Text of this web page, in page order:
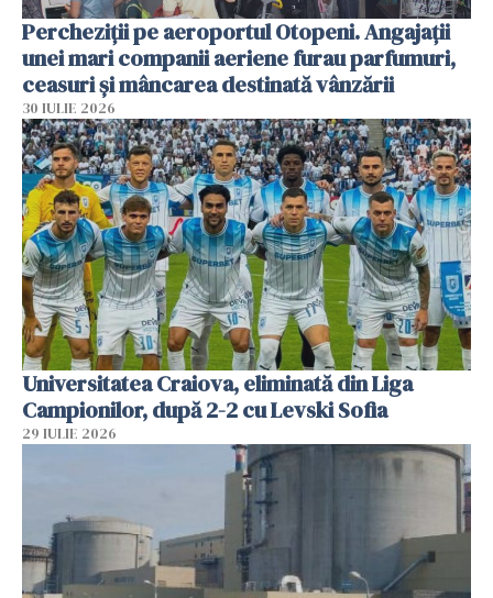
Percheziții pe aeroportul Otopeni. Angajații
unei mari companii aeriene furau parfumuri,
ceasuri și mâncarea destinată vânzării
30 IULIE 2026
Universitatea Craiova, eliminată din Liga
Campionilor, după 2-2 cu Levski Sofia
29 IULIE 2026